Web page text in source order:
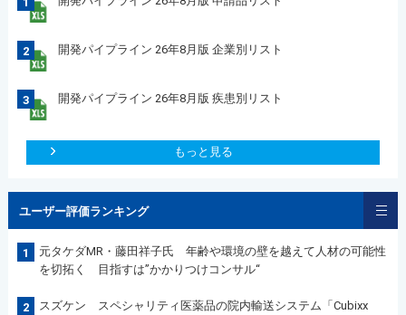
2 開発パイプライン 26年8月版 企業別リスト
3 開発パイプライン 26年8月版 疾患別リスト
もっと見る
ユーザー評価ランキング
1
元タケダMR・藤田祥子氏 年齢や環境の壁を越えて人材の可能性
を切拓く 目指すは”かかりつけコンサル“
2
スズケン スペシャリティ医薬品の院内輸送システム「Cubixx